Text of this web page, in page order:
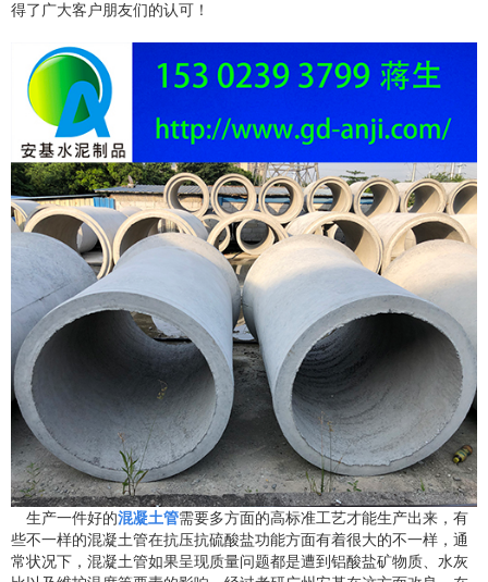
得了广大客户朋友们的认可！
生产一件好的混凝土管需要多方面的高标准工艺才能生产出来，有
些不一样的混凝土管在抗压抗硫酸盐功能方面有着很大的不一样，通
常状况下，混凝土管如果呈现质量问题都是遭到铝酸盐矿物质、水灰